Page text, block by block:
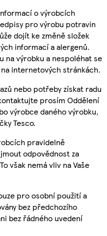
o výrobcích
pro výrobu potravin
dojít ke změně složek
informací a alergenů.
na výrobku a nespoléhat se
internetových stránkách.
nebo potřeby získat radu
prosím Oddělení
výrobce daného výrobku,
Tesco.
pravidelně
odpovědnost za
však nemá vliv na Vaše
pro osobní použití a
bez předchozího
bez řádného uvedení